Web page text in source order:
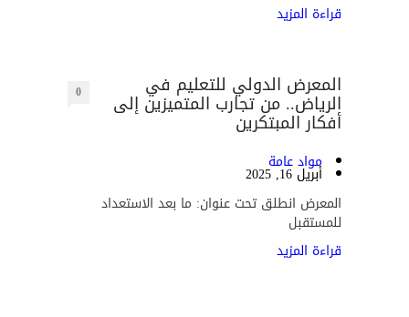
قراءة المزيد
المعرض الدولي للتعليم في
الرياض.. من تجارب المتميزين إلى
أفكار المبتكرين
0
مواد عامة
أبريل 16, 2025
المعرض انطلق تحت عنوان: ما بعد الاستعداد
للمستقبل
قراءة المزيد